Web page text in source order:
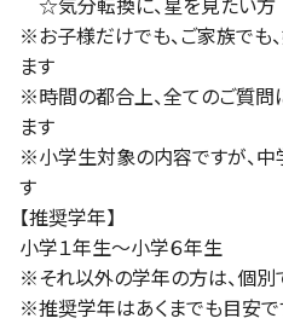
※お子様だけでも、ご家族でも
ます
※時間の都合上、全てのご質問
ます
※小学生対象の内容ですが、
す
【推奨学年】
小学１年生～小学６年生
※それ以外の学年の方は、個別
※推奨学年はあくまでも目安で